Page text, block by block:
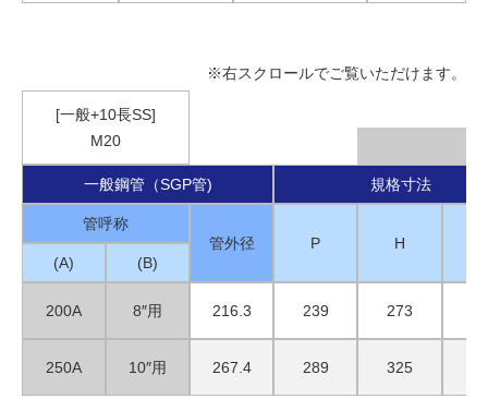
※右スクロールでご覧いただけます。
[一般+10長SS]
M20
一般鋼管（SGP管) 規格寸法
管呼称
管外径
P H
(A)
(B)
200A 8″用 216.3 239 273
250A 10″用 267.4 289 325